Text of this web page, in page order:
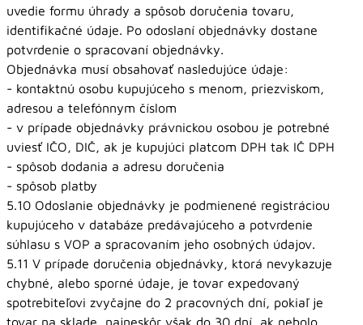
uvedie formu úhrady a spôsob doručenia tovaru,
identifikačné údaje. Po odoslaní objednávky dostane
potvrdenie o spracovaní objednávky.
Objednávka musí obsahovať nasledujúce údaje:
- kontaktnú osobu kupujúceho s menom, priezviskom,
adresou a telefónnym číslom
- v prípade objednávky právnickou osobou je potrebné
uviesť IČO, DIČ, ak je kupujúci platcom DPH tak IČ DPH
- spôsob dodania a adresu doručenia
- spôsob platby
5.10 Odoslanie objednávky je podmienené registráciou
kupujúceho v databáze predávajúceho a potvrdenie
súhlasu s VOP a spracovaním jeho osobných údajov.
5.11 V prípade doručenia objednávky, ktorá nevykazuje
chybné, alebo sporné údaje, je tovar expedovaný
spotrebiteľovi zvyčajne do 2 pracovných dní, pokiaľ je
tovar na sklade, najneskôr však do 30 dní, ak nebolo